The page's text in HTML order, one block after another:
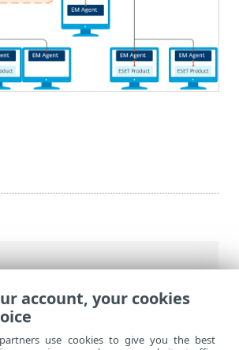
>ESET PROTECT On-Prem
控制台
account, your cookies
use cookies to give you the best